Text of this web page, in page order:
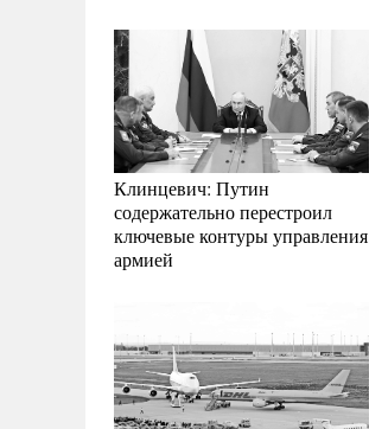
Клинцевич: Путин
содержательно перестроил
ключевые контуры управления
армией